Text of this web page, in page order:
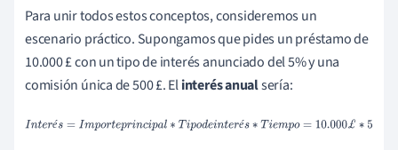
Para unir todos estos conceptos, consideremos un
escenario práctico. Supongamos que pides un préstamo de
10.000 £ con un tipo de interés anunciado del 5% y una
comisión única de 500 £. Elinterés anualsería:
é é
Interés=Importeprincipal∗Tipodeinterés∗Tiempo=10.000£